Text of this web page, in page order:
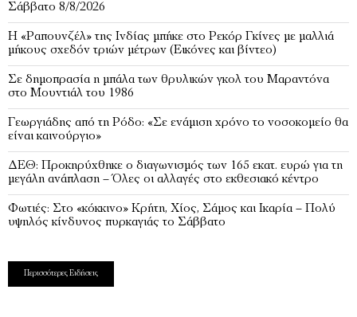
Σάββατο 8/8/2026
Η «Ραπουνζέλ» της Ινδίας μπήκε στο Ρεκόρ Γκίνες με μαλλιά
μήκους σχεδόν τριών μέτρων (Εικόνες και βίντεο)
Σε δημοπρασία η μπάλα των θρυλικών γκολ του Μαραντόνα
στο Μουντιάλ του 1986
Γεωργιάδης από τη Ρόδο: «Σε ενάμιση χρόνο το νοσοκομείο θα
είναι καινούργιο»
ΔΕΘ: Προκηρύχθηκε ο διαγωνισμός των 165 εκατ. ευρώ για τη
μεγάλη ανάπλαση – Όλες οι αλλαγές στο εκθεσιακό κέντρο
Φωτιές: Στο «κόκκινο» Κρήτη, Χίος, Σάμος και Ικαρία – Πολύ
υψηλός κίνδυνος πυρκαγιάς το Σάββατο
Περισσότερες Ειδήσεις